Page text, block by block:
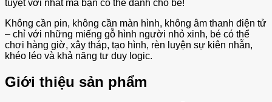
tuyệt vời nhất mà bạn có thể dành cho bé!
Không cần pin, không cần màn hình, không âm thanh điện tử
– chỉ với những miếng gỗ hình người nhỏ xinh, bé có thể
chơi hàng giờ, xây tháp, tạo hình, rèn luyện sự kiên nhẫn,
khéo léo và khả năng tư duy logic.
Giới thiệu sản phẩm